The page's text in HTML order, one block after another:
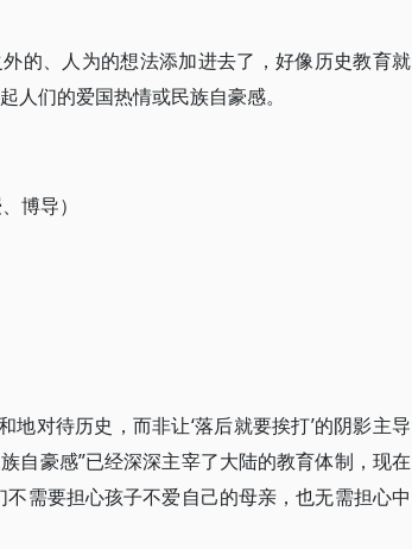
的、人为的想法添加进去了，好像历史教育就
人们的爱国热情或民族自豪感。
博导）
对待历史，而非让‘落后就要挨打’的阴影主导
自豪感”已经深深主宰了大陆的教育体制，现在
需要担心孩子不爱自己的母亲，也无需担心中